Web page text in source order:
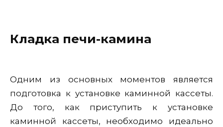
Кладка печи-камина
Одним из основных моментов является
подготовка к установке каминной кассеты.
До того, как приступить к установке
каминной кассеты, необходимо идеально